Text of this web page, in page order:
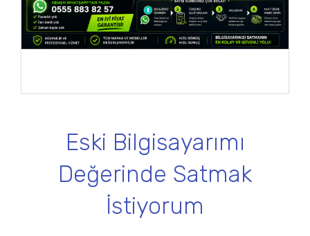
Eski Bilgisayarımı
Değerinde Satmak
İstiyorum